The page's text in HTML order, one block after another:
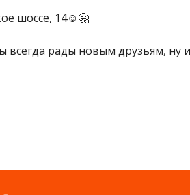
шоссе, 14☺️🤗
всегда рады новым друзьям,